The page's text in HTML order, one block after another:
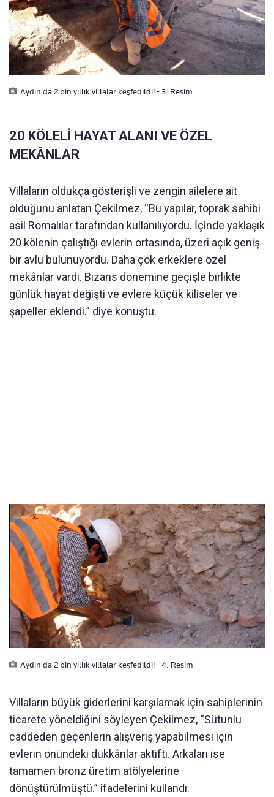
Aydın'da 2 bin yıllık villalar keşfedildi! - 3. Resim
20 KÖLELİ HAYAT ALANI VE ÖZEL
MEKÂNLAR
Villaların oldukça gösterişli ve zengin ailelere ait
olduğunu anlatan Çekilmez, “Bu yapılar, toprak sahibi
asil Romalılar tarafından kullanılıyordu. İçinde yaklaşık
20 kölenin çalıştığı evlerin ortasında, üzeri açık geniş
bir avlu bulunuyordu. Daha çok erkeklere özel
mekânlar vardı. Bizans dönemine geçişle birlikte
günlük hayat değişti ve evlere küçük kiliseler ve
şapeller eklendi.” diye konuştu.
Aydın'da 2 bin yıllık villalar keşfedildi! - 4. Resim
Villaların büyük giderlerini karşılamak için sahiplerinin
ticarete yöneldiğini söyleyen Çekilmez, “Sütunlu
caddeden geçenlerin alışveriş yapabilmesi için
evlerin önündeki dükkânlar aktifti. Arkaları ise
tamamen bronz üretim atölyelerine
dönüştürülmüştü.” ifadelerini kullandı.